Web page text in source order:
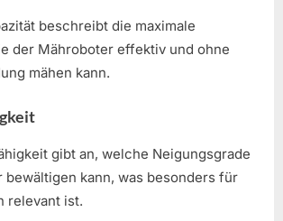
beschreibt die maximale
der Mähroboter effektiv und ohne
mähen kann.
gibt an, welche Neigungsgrade
bewältigen kann, was besonders für
relevant ist.